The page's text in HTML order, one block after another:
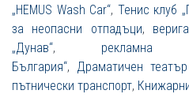
„HEMUS Wash Car“, Тенис клуб
за неопасни отпадъци,
„Дунав“, рекламна
България“, Драматичен
пътнически транспорт,